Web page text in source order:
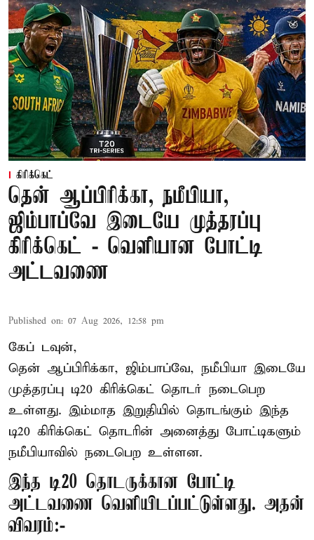
கிரிக்கெட்
தென் ஆப்பிரிக்கா, நமீபியா,
ஜிம்பாப்வே இடையே முத்தரப்பு
கிரிக்கெட் - வெளியான போட்டி
அட்டவணை
Published on: 07 Aug 2026, 12:58 pm
கேப் டவுன்,
தென் ஆப்பிரிக்கா, ஜிம்பாப்வே, நமீபியா இடையே
முத்தரப்பு டி20 கிரிக்கெட் தொடர் நடைபெற
உள்ளது. இம்மாத இறுதியில் தொடங்கும் இந்த
டி20 கிரிக்கெட் தொடரின் அனைத்து போட்டிகளும்
நமீபியாவில் நடைபெற உள்ளன.
இந்த டி20 தொடருக்கான போட்டி
அட்டவணை வெளியிடப்பட்டுள்ளது. அதன்
விவரம்:-